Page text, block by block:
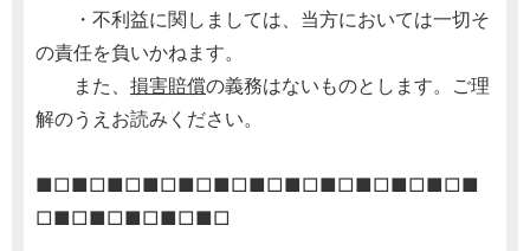
・不利益に関しましては、当方においては一切そ
の責任を負いかねます。
また、 損害賠償の義務はないものとします。ご理
解のうえお読みください。
■□■□■□■□■□■□■□■□■□■□■□■□■
□■□■□■□■□■□